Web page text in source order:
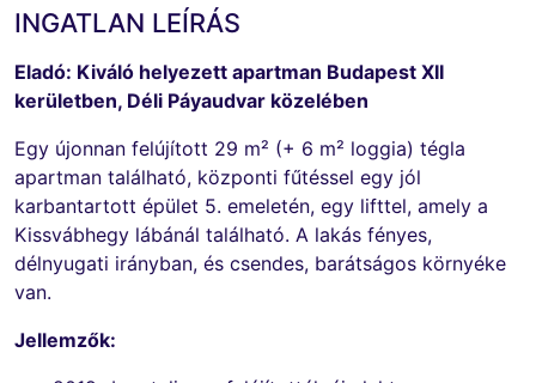
INGATLAN LEÍRÁS
Eladó: Kiváló helyezett apartman Budapest XII
kerületben, Déli Páyaudvar közelében
Egy újonnan felújított 29 m² (+ 6 m² loggia) tégla
apartman található, központi fűtéssel egy jól
karbantartott épület 5. emeletén, egy lifttel, amely a
Kissvábhegy lábánál található. A lakás fényes,
délnyugati irányban, és csendes, barátságos környéke
van.
Jellemzők: